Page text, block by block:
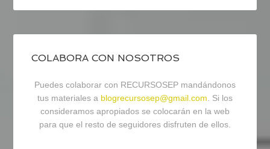
COLABORA CON NOSOTROS
Puedes colaborar con RECURSOSEP mandándonos
tus materiales a blogrecursosep@gmail.com . Si los
consideramos apropiados se colocarán en la web
para que el resto de seguidores disfruten de ellos.